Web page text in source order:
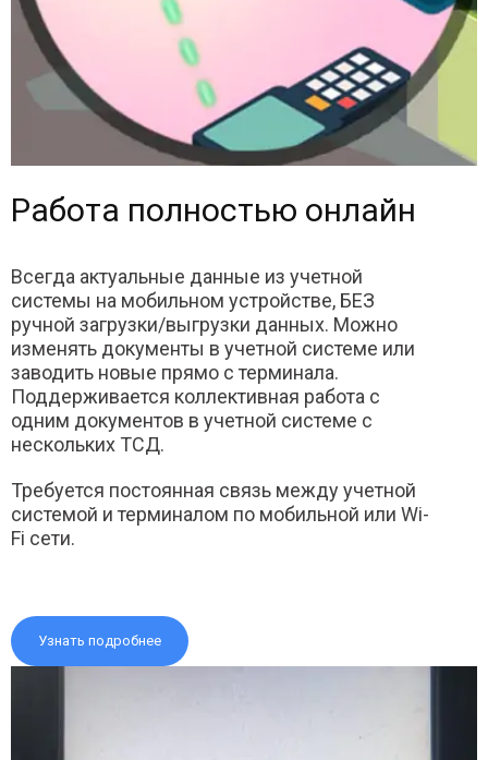
Работа полностью онлайн
Всегда актуальные данные из учетной
системы на мобильном устройстве, БЕЗ
ручной загрузки/выгрузки данных. Можно
изменять документы в учетной системе или
заводить новые прямо с терминала.
Поддерживается коллективная работа с
одним документов в учетной системе с
нескольких ТСД.
Требуется постоянная связь между учетной
системой и терминалом по мобильной или Wi-
Fi сети.
Узнать подробнее